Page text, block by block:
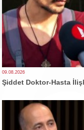
09.08.2026
Şiddet Doktor-Hasta